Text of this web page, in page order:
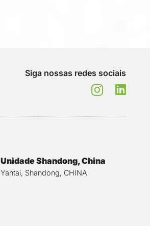
Siga nossas redes sociais
Unidade Shandong, China
Yantai, Shandong, CHINA